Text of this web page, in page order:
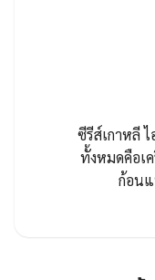
ซีรีส์เกาหลี
ทั้งหมดคือเ
ก้อน